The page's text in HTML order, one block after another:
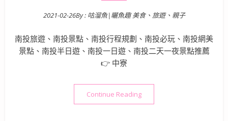
Posted on
2021-02-26By : 咕溜魚|曬魚趣 美食、旅遊、親子
南投旅遊、南投景點、南投行程規劃、南投必玩、南投網美
景點、南投半日遊、南投一日遊、南投二天一夜景點推薦
👉 中寮
Continue Reading“南投景點》超好拍！全台最